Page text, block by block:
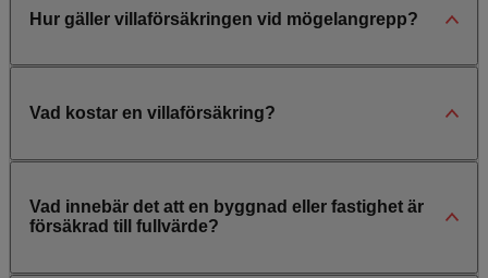
Hur gäller villaförsäkringen vid mögelangrepp?
Vad kostar en villaförsäkring?
Vad innebär det att en byggnad eller fastighet är
försäkrad till fullvärde?